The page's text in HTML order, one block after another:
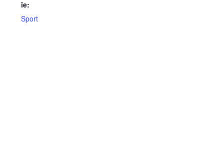
ie:
Sport